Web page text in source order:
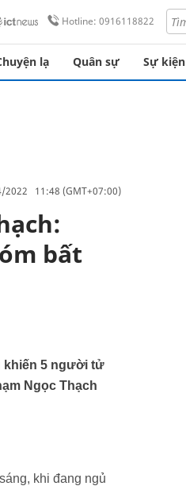
Hotline: 0916118822
lạ Quân sự Sự kiện
2022 11:48 (GMT+07:00)
bất
khiến 5 người tử
Ngọc Thạch
khi đang ngủ